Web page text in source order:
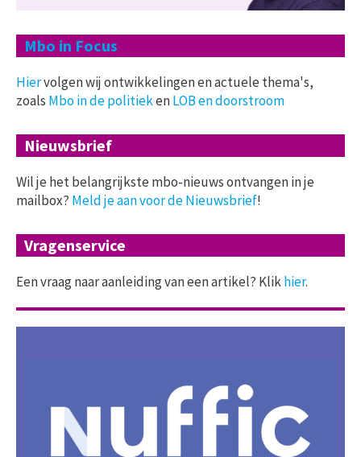
Mbo in Focus
Hiervolgen wij ontwikkelingen en actuele thema's,
zoals Mbo in de politiekenLOB en doorstroom
Nieuwsbrief
Wil je het belangrijkste mbo-nieuws ontvangen in je
mailbox? Meld je aan voor de Nieuwsbrief!
Vragenservice
Een vraag naar aanleiding van een artikel? Klikhier.